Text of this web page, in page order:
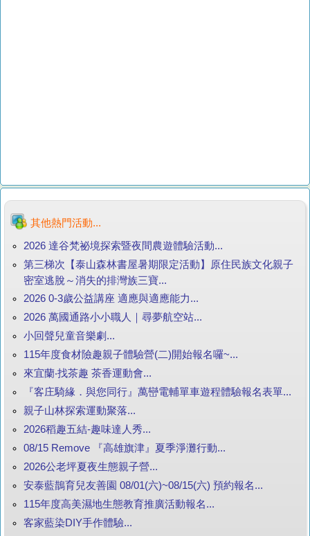
其他熱門活動...
2026 達谷梵祕境探索暨夜間農遊體驗活動...
第三梯次【泰山森林書屋暑期限定活動】原住民族文化親子
密室逃脫～消失的排灣族三寶...
2026 0-3歲公益講座 適應與適應能力...
2026 萬國通路小小職人｜尋夢航空站...
小回聲兒童音樂劇...
115年度食材險趣親子體驗營(二)開始報名囉~...
來宜蘭‧找茶趣 茶香運動會...
『客庄騎緣．與您同行』萬巒電輔單車遊程體驗報名表單...
親子山林探索運動聚落...
2026稻趣五結-趣味達人秀...
08/15 Remove 『高雄旗津』夏季淨灘行動...
2026公老坪夏夜生態親子營...
安泰藍鵲育兒友善園 08/01(六)~08/15(六) 預約報名...
115年度高美濕地生態教育推廣活動報名...
客家藍染DIY手作體驗...